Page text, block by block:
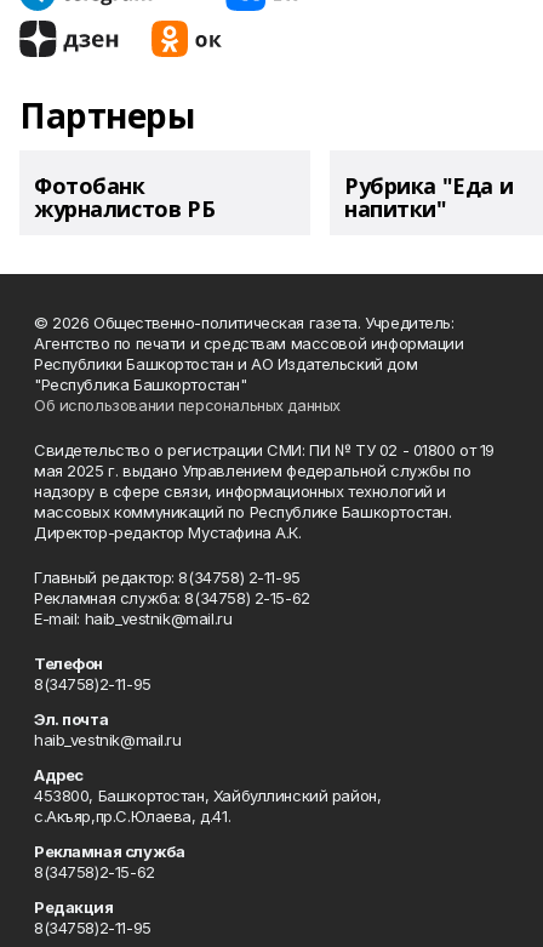
Партнеры
Фотобанк
журналистов РБ
Рубрика "Еда и
напитки"
© 2026 Общественно-политическая газета. Учредитель:
Агентство по печати и средствам массовой информации
Республики Башкортостан и АО Издательский дом
"Республика Башкортостан"
Об использовании персональных данных
Свидетельство о регистрации СМИ: ПИ № ТУ 02 - 01800 от 19
мая 2025 г. выдано Управлением федеральной службы по
надзору в сфере связи, информационных технологий и
массовых коммуникаций по Республике Башкортостан.
Директор-редактор Мустафина А.К.
Главный редактор: 8(34758) 2-11-95
Рекламная служба: 8(34758) 2-15-62
Е-mаil: haib_vestnik@mail.ru
Телефон
8(34758)2-11-95
Эл. почта
haib_vestnik@mail.ru
Адрес
453800, Башкортостан, Хайбуллинский район,
с.Акъяр,пр.С.Юлаева, д.41.
Рекламная служба
8(34758)2-15-62
Редакция
8(34758)2-11-95